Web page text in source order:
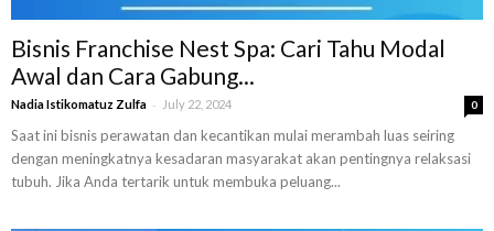
Bisnis Franchise Nest Spa: Cari Tahu Modal
Awal dan Cara Gabung...
Nadia Istikomatuz Zulfa - July 22, 2024 0
Saat ini bisnis perawatan dan kecantikan mulai merambah luas seiring
dengan meningkatnya kesadaran masyarakat akan pentingnya relaksasi
tubuh. Jika Anda tertarik untuk membuka peluang...